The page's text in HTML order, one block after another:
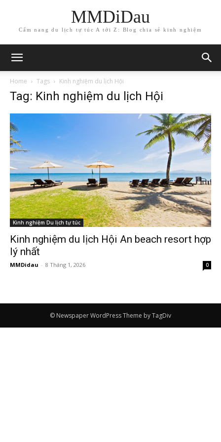
MMDiDau
Cẩm nang du lịch tự túc A tới Z: Blog chia sẻ kinh nghiệm
Home Tags Kinh nghiệm du lịch Hội
Tag: Kinh nghiệm du lịch Hội
Kinh nghiệm Du lịch tự túc
Kinh nghiệm du lịch Hội An beach resort hợp
lý nhất
MMDidau - 8 Tháng 1, 2026 0
© Newspaper WordPress Theme by TagDiv